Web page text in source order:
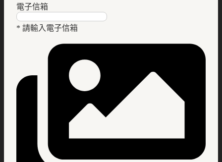
電子信箱
* 請輸入電子信箱